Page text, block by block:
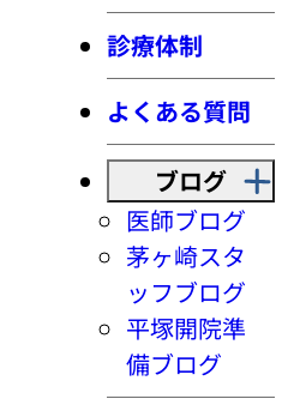
診療体制
よくある質問
ブログ
医師ブログ
茅ヶ崎スタ
ッフブログ
平塚開院準
備ブログ